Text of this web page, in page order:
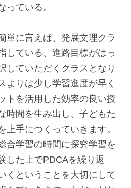
っている。
単に言えば、発展文理クラ
している、進路目標がはっ
していただくクラスとなり
よりは少し学習進度が早く
トを活用した効率の良い授
時間を生み出し、子どもた
上手につくっていきます。
合学習の時間に探究学習を
した上でPDCAを繰り返
くということを大切にして